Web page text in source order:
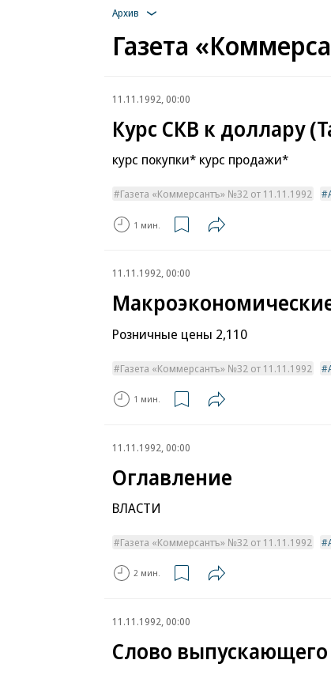
Архив
Газета
11.11.1992, 00:00
Курс СКВ к доллару
курс покупки* курс продажи*
Газета «Коммерсантъ» №32 от 11.11.1992
1 мин.
11.11.1992, 00:00
Розничные цены 2,110
Газета «Коммерсантъ» №32 от 11.11.1992
1 мин.
11.11.1992, 00:00
Оглавление
ВЛАСТИ
Газета «Коммерсантъ» №32 от 11.11.1992
2 мин.
11.11.1992, 00:00
Слово